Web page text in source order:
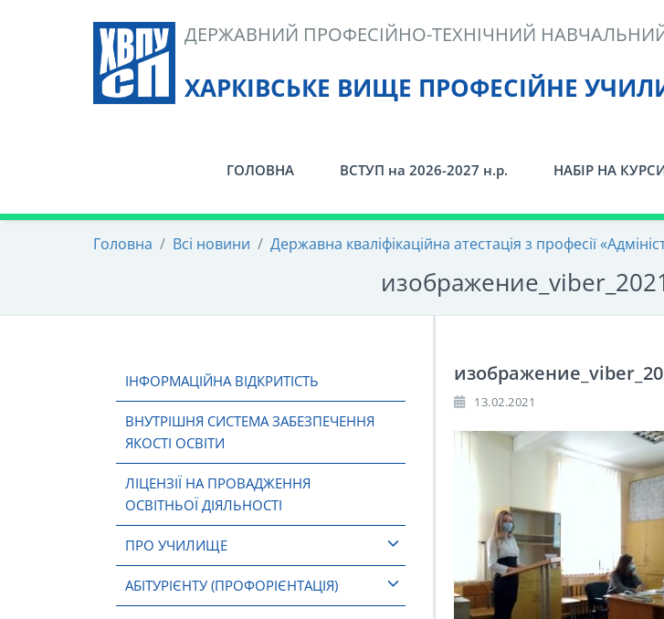
ХАРКІВСЬКЕ ВИЩЕ ПРОФЕСІЙНЕ
ДЕРЖАВНИЙ ПРОФЕСІЙНО-ТЕХНІЧНИЙ
ГОЛОВНА ВСТУП на 2026-2027 н.р. НАБІР НА
Головна / Всі новини / Державна кваліфікаційна атестація з професії
ІНФОРМАЦІЙНА ВІДКРИТІСТЬ
ВНУТРІШНЯ СИСТЕМА ЗАБЕЗПЕЧЕННЯ
ЯКОСТІ ОСВІТИ
ЛІЦЕНЗІЇ НА ПРОВАДЖЕННЯ
ОСВІТНЬОЇ ДІЯЛЬНОСТІ
ПРО УЧИЛИЩЕ
АБІТУРІЄНТУ (ПРОФОРІЄНТАЦІЯ)
13.02.2021